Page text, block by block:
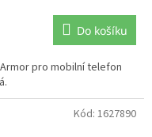
Do košíku
pro mobilní telefon
Kód: 1627890